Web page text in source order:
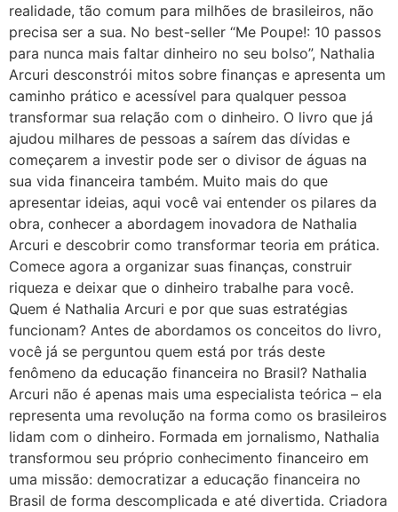
realidade, tão comum para milhões de brasileiros, não
precisa ser a sua. No best-seller “Me Poupe!: 10 passos
para nunca mais faltar dinheiro no seu bolso”, Nathalia
Arcuri desconstrói mitos sobre finanças e apresenta um
caminho prático e acessível para qualquer pessoa
transformar sua relação com o dinheiro. O livro que já
ajudou milhares de pessoas a saírem das dívidas e
começarem a investir pode ser o divisor de águas na
sua vida financeira também. Muito mais do que
apresentar ideias, aqui você vai entender os pilares da
obra, conhecer a abordagem inovadora de Nathalia
Arcuri e descobrir como transformar teoria em prática.
Comece agora a organizar suas finanças, construir
riqueza e deixar que o dinheiro trabalhe para você.
Quem é Nathalia Arcuri e por que suas estratégias
funcionam? Antes de abordamos os conceitos do livro,
você já se perguntou quem está por trás deste
fenômeno da educação financeira no Brasil? Nathalia
Arcuri não é apenas mais uma especialista teórica – ela
representa uma revolução na forma como os brasileiros
lidam com o dinheiro. Formada em jornalismo, Nathalia
transformou seu próprio conhecimento financeiro em
uma missão: democratizar a educação financeira no
Brasil de forma descomplicada e até divertida. Criadora